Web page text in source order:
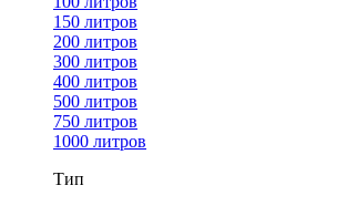
150 литров
200 литров
300 литров
400 литров
500 литров
750 литров
1000 литров
Тип